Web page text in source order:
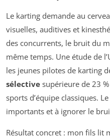
Le karting demande au
visuelles, auditives et
des concurrents, le bruit du
même temps. Une étude de
les jeunes pilotes de karting
sélective supérieure de 23
sports d’équipe classiques.
importants et à ignorer le
Résultat concret : mon fils lit